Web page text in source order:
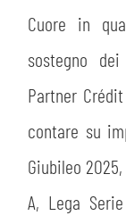
Cuore in
sostegno
Partner
contare su
Giubileo
A, Lega